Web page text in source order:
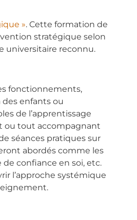
». Cette formation de
stratégique selon
universitaire reconnu.
fonctionnements,
enfants ou
de l’apprentissage
ou tout accompagnant
séances pratiques sur
abordés comme les
confiance en soi, etc.
l’approche systémique